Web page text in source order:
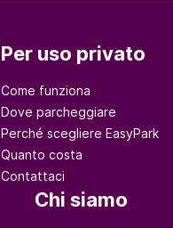
Per uso privato
Come funziona
Dove parcheggiare
Perché scegliere EasyPark
Quanto costa
Contattaci
Chi siamo